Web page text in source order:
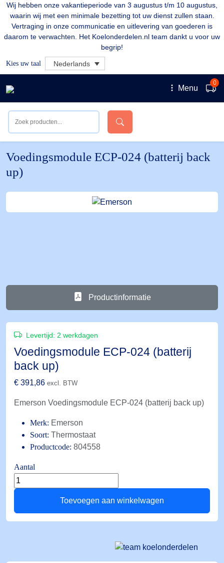
Wij hebben onze vakantieperiode van 3 augustus t/m 10 augustus,
waarin wij met een minimale bezetting tot uw dienst zullen staan.
Vertraging in onze communicatie en uitlevering van goederen is
daarom te verwachten. Het Koelonderdelen.nl team dankt u voor uw
begrip!
Kies uw taal Nederlands
Menu
0
Voedingsmodule ECP-024 (batterij back
up)
Productinformatie
Levertijd: 2 werkdagen
Voedingsmodule ECP-024 (batterij
back up)
€ 391,86 excl. BTW
Emerson Voedingsmodule ECP-024 (batterij back up)
Merk: Emerson
Soort: Thermostaat
Productcode: 804558
Aantal
Voedingsmodule
ECP-
(batterij
Toevoegen aan winkelwagen